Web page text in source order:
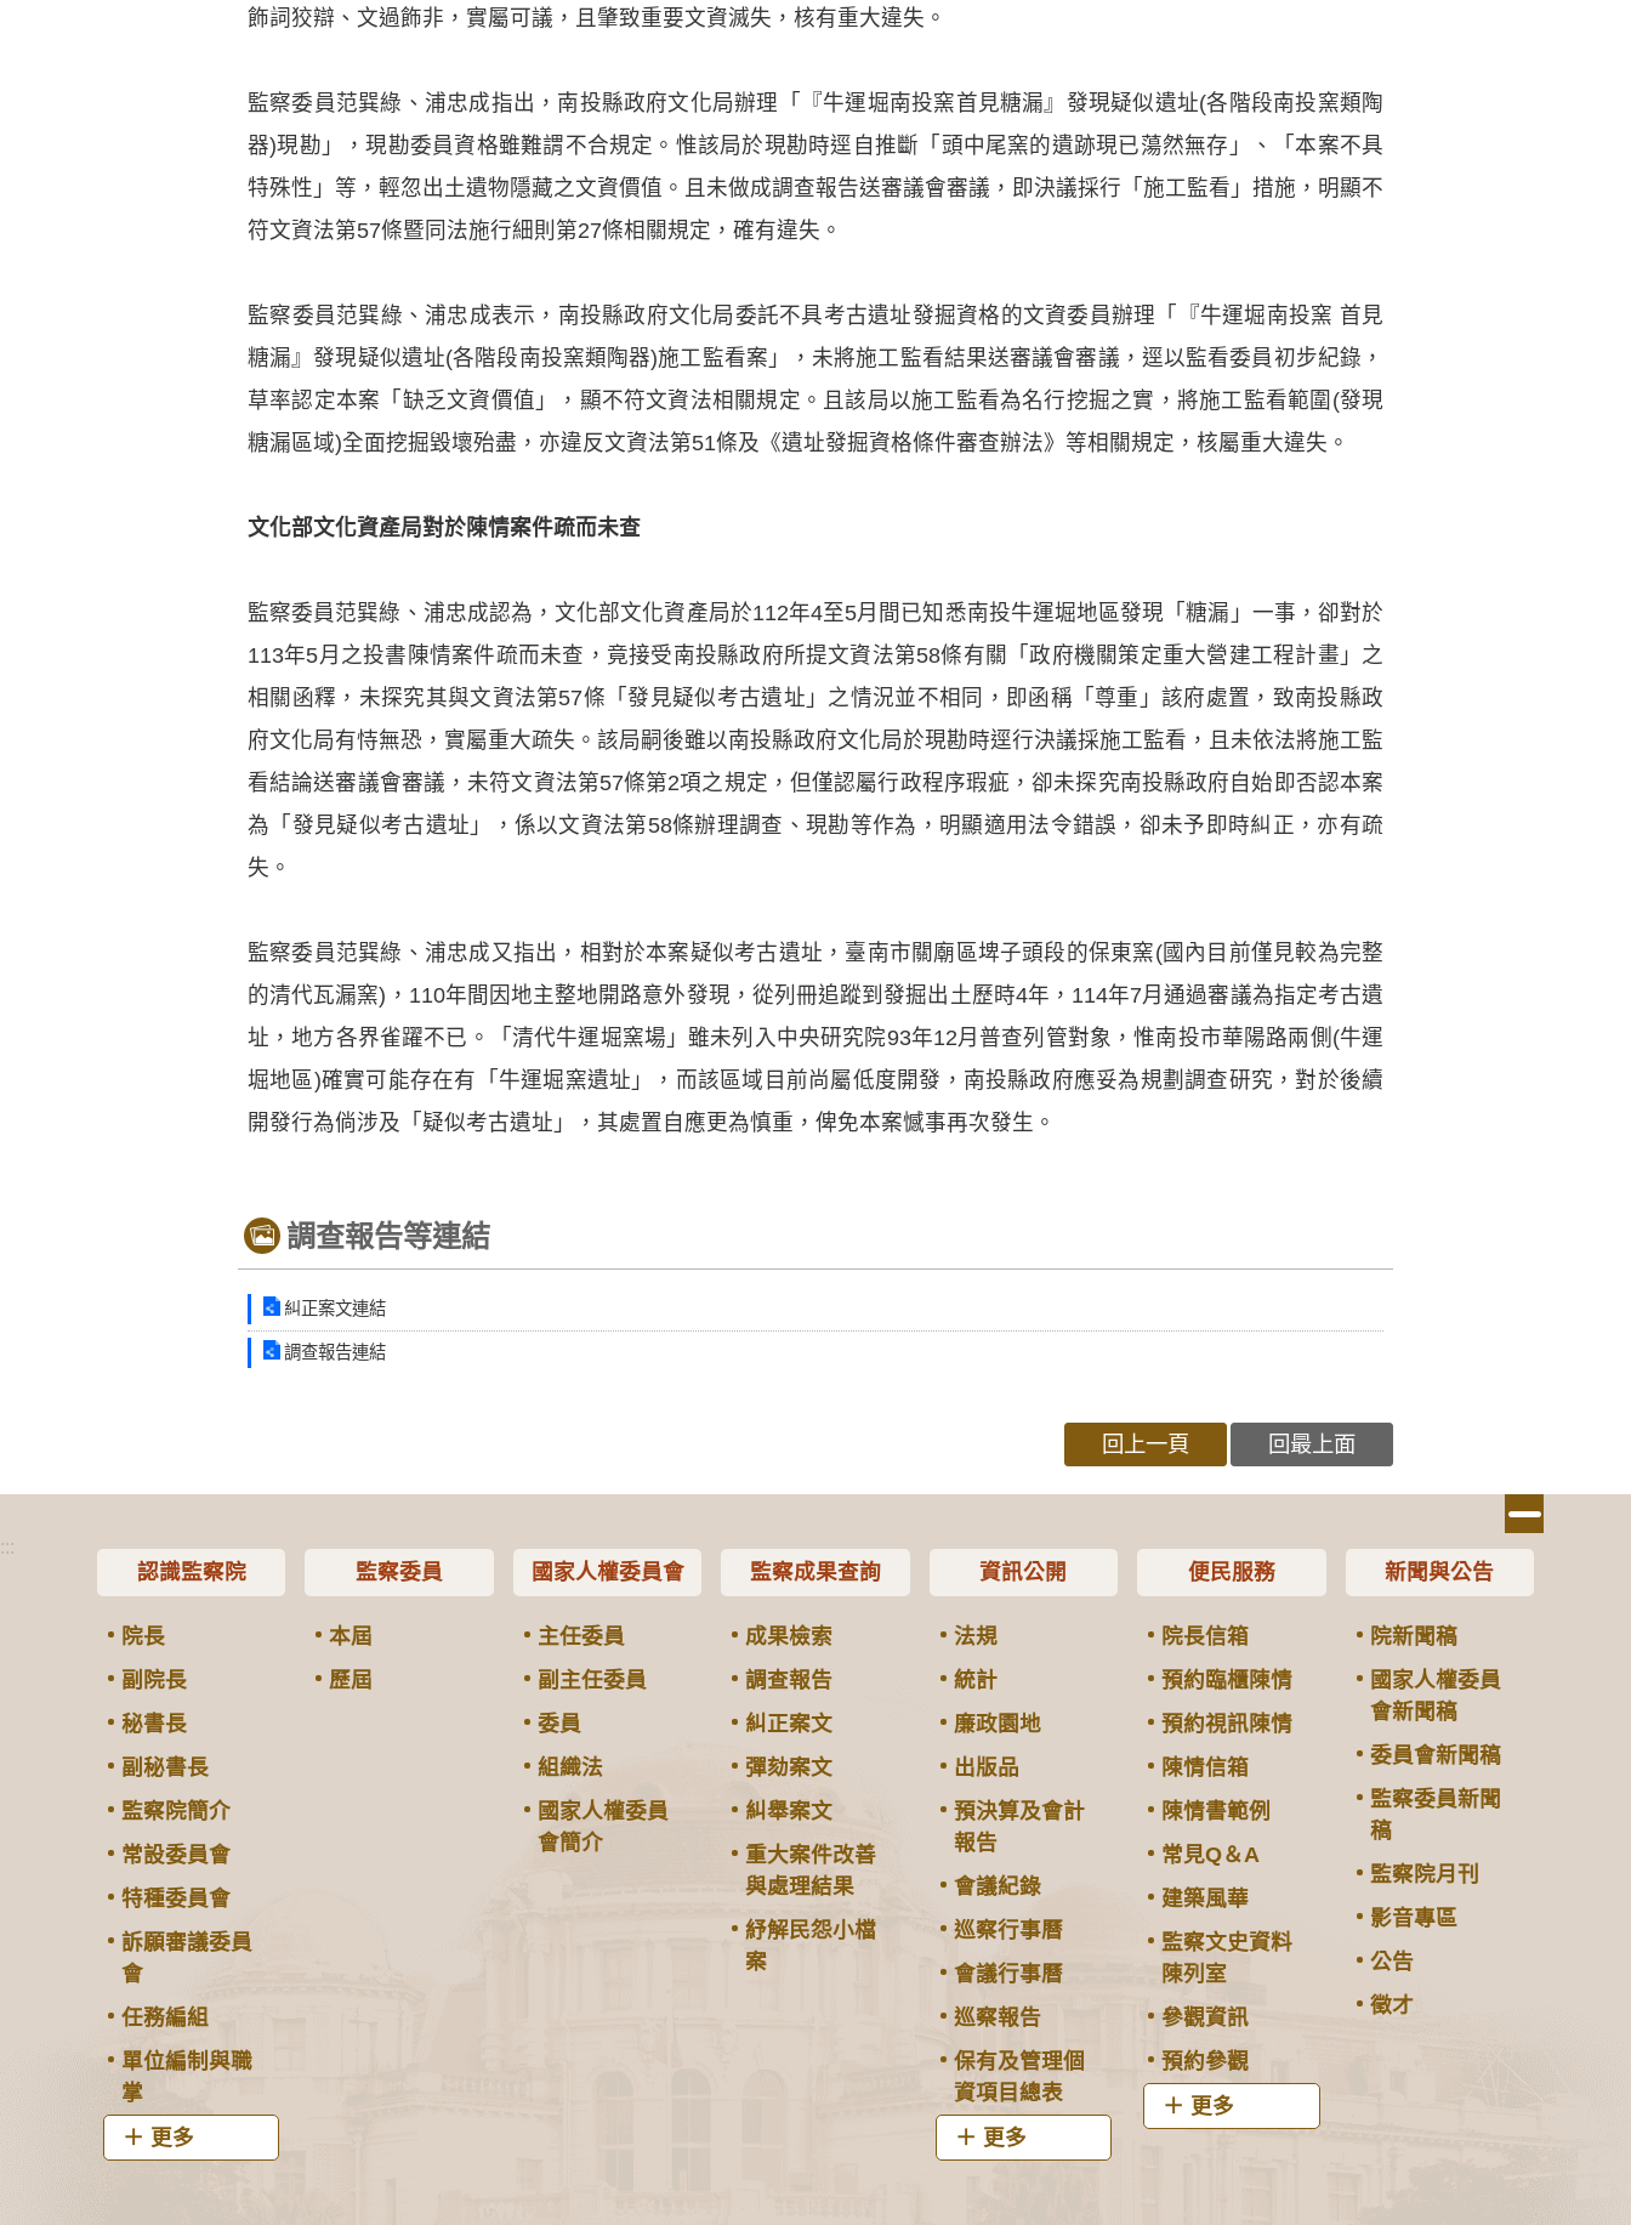
飾詞狡辯、文過飾非，實屬可議，且肇致重要文資滅失，核有重大違失。
監察委員范巽綠、浦忠成指出，南投縣政府文化局辦理「『牛運堀南投窯首見糖漏』發現疑似遺址(各階段南投窯類陶
器)現勘」，現勘委員資格雖難謂不合規定。惟該局於現勘時逕自推斷「頭中尾窯的遺跡現已蕩然無存」、「本案不具
特殊性」等，輕忽出土遺物隱藏之文資價值。且未做成調查報告送審議會審議，即決議採行「施工監看」措施，明顯不
符文資法第57條暨同法施行細則第27條相關規定，確有違失。
監察委員范巽綠、浦忠成表示，南投縣政府文化局委託不具考古遺址發掘資格的文資委員辦理「『牛運堀南投窯 首見
糖漏』發現疑似遺址(各階段南投窯類陶器)施工監看案」，未將施工監看結果送審議會審議，逕以監看委員初步紀錄，
草率認定本案「缺乏文資價值」，顯不符文資法相關規定。且該局以施工監看為名行挖掘之實，將施工監看範圍(發現
糖漏區域)全面挖掘毀壞殆盡，亦違反文資法第51條及《遺址發掘資格條件審查辦法》等相關規定，核屬重大違失。
文化部文化資產局對於陳情案件疏而未查
監察委員范巽綠、浦忠成認為，文化部文化資產局於112年4至5月間已知悉南投牛運堀地區發現「糖漏」一事，卻對於
113年5月之投書陳情案件疏而未查，竟接受南投縣政府所提文資法第58條有關「政府機關策定重大營建工程計畫」之
相關函釋，未探究其與文資法第57條「發見疑似考古遺址」之情況並不相同，即函稱「尊重」該府處置，致南投縣政
府文化局有恃無恐，實屬重大疏失。該局嗣後雖以南投縣政府文化局於現勘時逕行決議採施工監看，且未依法將施工監
看結論送審議會審議，未符文資法第57條第2項之規定，但僅認屬行政程序瑕疵，卻未探究南投縣政府自始即否認本案
為「發見疑似考古遺址」，係以文資法第58條辦理調查、現勘等作為，明顯適用法令錯誤，卻未予即時糾正，亦有疏
失。
監察委員范巽綠、浦忠成又指出，相對於本案疑似考古遺址，臺南市關廟區埤子頭段的保東窯(國內目前僅見較為完整
的清代瓦漏窯)，110年間因地主整地開路意外發現，從列冊追蹤到發掘出土歷時4年，114年7月通過審議為指定考古遺
址，地方各界雀躍不已。「清代牛運堀窯場」雖未列入中央研究院93年12月普查列管對象，惟南投市華陽路兩側(牛運
堀地區)確實可能存在有「牛運堀窯遺址」，而該區域目前尚屬低度開發，南投縣政府應妥為規劃調查研究，對於後續
開發行為倘涉及「疑似考古遺址」，其處置自應更為慎重，俾免本案憾事再次發生。
調查報告等連結
糾正案文連結
調查報告連結
回上一頁 回最上面
:::
認識監察院
院長
副院長
秘書長
副秘書長
監察院簡介
常設委員會
特種委員會
訴願審議委員
會
任務編組
單位編制與職
掌
更多
監察委員
本屆
歷屆
國家人權委員會
主任委員
副主任委員
委員
組織法
國家人權委員
會簡介
監察成果查詢
成果檢索
調查報告
糾正案文
彈劾案文
糾舉案文
重大案件改善
與處理結果
紓解民怨小檔
案
資訊公開
法規
統計
廉政園地
出版品
預決算及會計
報告
會議紀錄
巡察行事曆
會議行事曆
巡察報告
保有及管理個
資項目總表
更多
便民服務
院長信箱
預約臨櫃陳情
預約視訊陳情
陳情信箱
陳情書範例
常見Q＆A
建築風華
監察文史資料
陳列室
參觀資訊
預約參觀
更多
新聞與公告
院新聞稿
國家人權委員
會新聞稿
委員會新聞稿
監察委員新聞
稿
監察院月刊
影音專區
公告
徵才